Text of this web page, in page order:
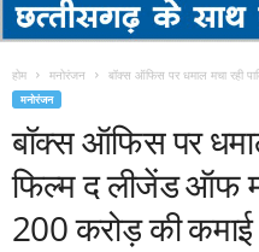
होम मनोरंजन बॉक्स ऑफिस पर धमाल मचा रही
मनोरंजन
बॉक्स ऑफिस पर
फिल्म द लीजेंड ऑफ
200 करोड़ की कमाई